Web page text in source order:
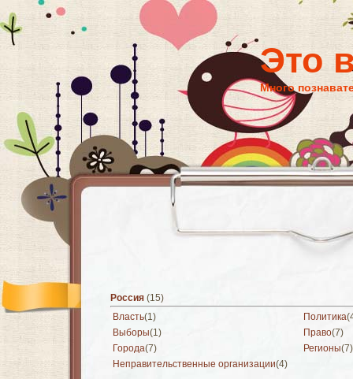
Это
Много
Россия (15)
Власть(1)
Выборы(1)
Города(7)
Неправительственные организации(4)
Политика
Право(7)
Регионы(7)